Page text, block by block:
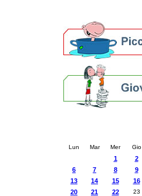
Lun Mar Mer Gio
1 2
6
7 8 9
13
14 15 16
20
21 22 23